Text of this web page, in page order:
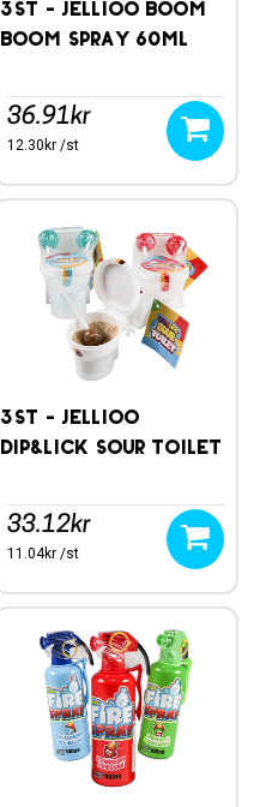
3st - Jellioo Boom
Boom Spray 60ml
36.91kr
12.30kr /st
3st - Jellioo
Dip&Lick Sour Toilet
33.12kr
11.04kr /st